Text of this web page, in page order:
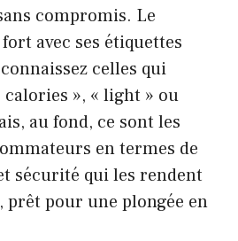
compromis. Le
avec ses étiquettes
celles qui
», « light » ou
au fond, ce sont les
en termes de
sécurité qui les rendent
prêt pour une plongée en